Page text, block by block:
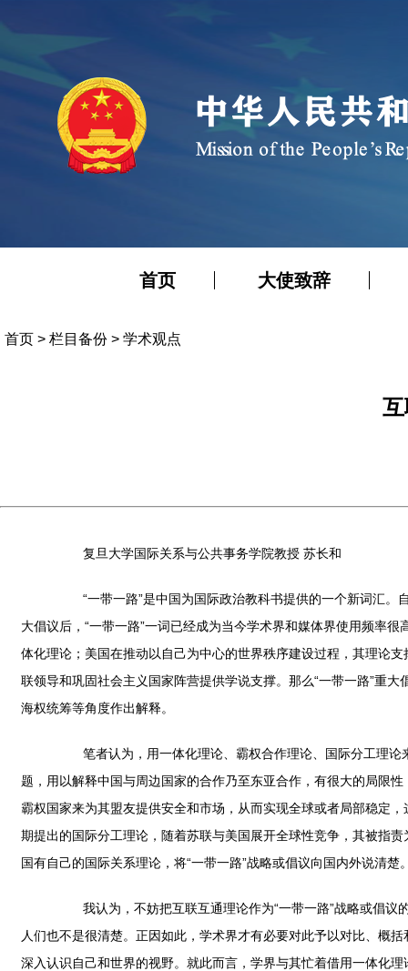
首页 大使致辞
首页 > 栏目备份 > 学术观点
复旦大学国际关系与公共事务学院教授 苏长和
“一带一路”是中国为国际政治教科书提供的一个新词汇。
大倡议后，“一带一路”一词已经成为当今学术界和媒体界使用频率
体化理论；美国在推动以自己为中心的世界秩序建设过程，其理论
联领导和巩固社会主义国家阵营提供学说支撑。那么“一带一路”重
海权统筹等角度作出解释。
笔者认为，用一体化理论、霸权合作理论、国际分工理论
题，用以解释中国与周边国家的合作乃至东亚合作，有很大的局限
霸权国家来为其盟友提供安全和市场，从而实现全球或者局部稳定
期提出的国际分工理论，随着苏联与美国展开全球性竞争，其被指
国有自己的国际关系理论，将“一带一路”战略或倡议向国内外说清楚
我认为，不妨把互联互通理论作为“一带一路”战略或倡议
人们也不是很清楚。正因如此，学术界才有必要对此予以对比、概
深入认识自己和世界的视野。就此而言，学界与其忙着借用一体化